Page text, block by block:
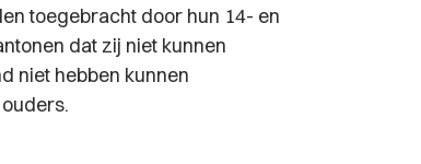
toegebracht door hun 14- en
dat zij niet kunnen
niet hebben kunnen